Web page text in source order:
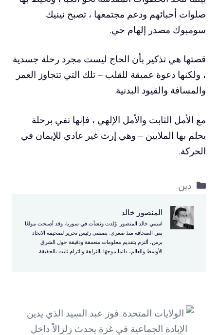
صلوات أحبائهم ودعم مجتمعها ، تصبح نينيك
سومبوك مصدر إلهام حي.
قصتها هي تذكير بأن الحاج ليست مجرد رحلة جسدية
، ولكنها دعوة عميقة للقلب – تلك التي تتجاوز العمر
والمسافة والقيود البدنية.
مع الأمل الثابت والأمل الإلهي ، فإنها تفي برحلة
يحلم بها الملايين – وهي إرث غير عادي للإيمان في
الحركة.
التصنيفات
دين
المنصور خالد
اسمي خالد المنصور. وُلدت ونشأت في سوريا، وقد أصبحت مولعًا
بفن الصحافة منذ صغري. بصفتي رئيس تحرير لصحيفة الاتحاد
برس، ألتزم بتقديم معلومات متعمقة ودقيقة حول الشرق
الأوسط والعالم، دائما موجهًا بالنزاهة والتزام ثابت بالحقيقة.